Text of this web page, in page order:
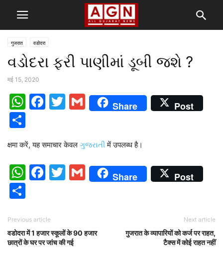
गुजरात वडोदरा
વડોદરા ફરી પાણીમાં ડૂબી જશે ?
मई 15, 2020
WhatsApp
Facebook
Twitter
Gmail
Share Post
क्षमा करें, यह समाचार केवल ગુજરાતીमें उपलब्ध है।
WhatsApp
Facebook
Twitter
Gmail
Share Post
Previous article
वडोदरा में 1 हजार स्कूलों के 90 हजार
छात्रों के घर पर जांच की गई
Next article
गुजरात के व्यापारियों को कर्ज पर राहत,
टैक्स में कोई राहत नहीं